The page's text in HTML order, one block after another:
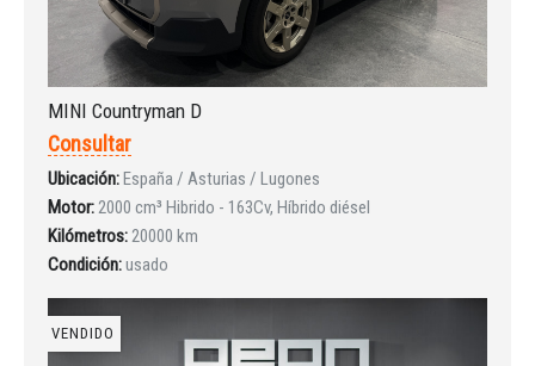
MINI Countryman D
Consultar
Ubicación:España / Asturias / Lugones
Motor:2000 cm³ Hibrido - 163Cv, Híbrido diésel
Kilómetros:20000 km
Condición:usado
VENDIDO